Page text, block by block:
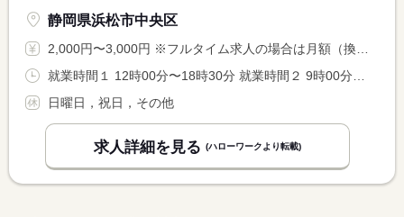
静岡県浜松市中央区
2,000円〜3,000円 ※フルタイム求人の場合は月額（換算額）、パート求人の場合は時間額を表示しています。
日曜日，祝日，その他
求人詳細を見る (ハローワークより転載)